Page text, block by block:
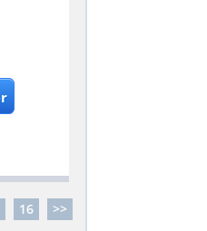
16 >>